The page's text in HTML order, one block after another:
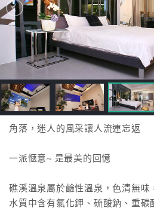
直
接
跟
飯
店
訂
房
HOT
色
民
角落，迷人的風采讓人流連忘返
一派愜意~ 是最美的回憶
礁溪溫泉屬於鹼性溫泉，色清無味
水質中含有氯化鉀、硫酸鈉、重碳